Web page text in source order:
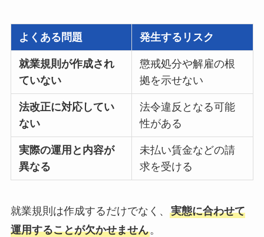
よくある問題 発生するリスク
就業規則が作成され
ていない
懲戒処分や解雇の根
拠を示せない
法改正に対応してい
ない
法令違反となる可能
性がある
実際の運用と内容が
異なる
未払い賃金などの請
求を受ける
就業規則は作成するだけでなく、 実態に合わせて
運用することが欠かせません。